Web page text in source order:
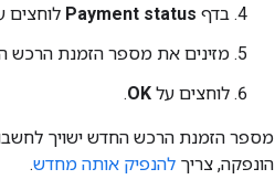
בדף Payment status לוחצים
מזינים את מספר הזמנת הרכש
לוחצים על OK
.
מספר הזמנת הרכש החדש ישויך
הונפקה, צריך להנפיק אותה מחדש.